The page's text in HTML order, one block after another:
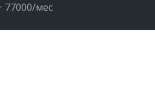
77000/мес